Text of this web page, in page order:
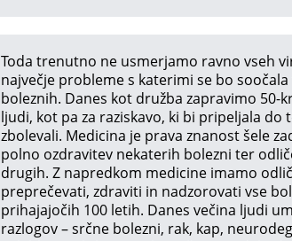
Toda trenutno ne usmerjamo ravno vseh
največje probleme s katerimi se bo
boleznih. Danes kot družba zapravimo 50-
ljudi, kot pa za raziskavo, ki bi pripeljala do
zbolevali. Medicina je prava znanost šele
polno ozdravitev nekaterih bolezni ter
drugih. Z napredkom medicine imamo
preprečevati, zdraviti in nadzorovati vse
prihajajočih 100 letih. Danes večina ljudi
razlogov – srčne bolezni, rak, kap,